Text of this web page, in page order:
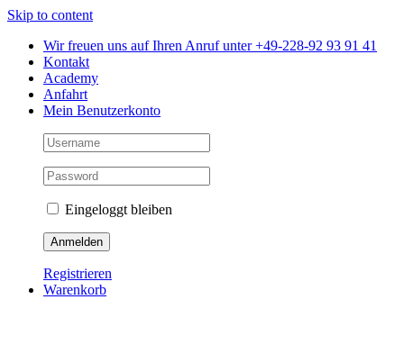
Skip to content
Wir freuen uns auf Ihren Anruf unter +49-228-92 93 91 41
Kontakt
Academy
Anfahrt
Mein Benutzerkonto
Eingeloggt bleiben
Registrieren
Warenkorb